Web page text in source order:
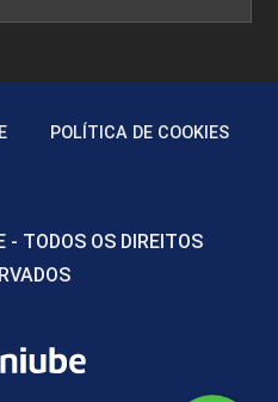
de Cerveja
POLÍTICA DE COOKIES
TODOS OS DIREITOS